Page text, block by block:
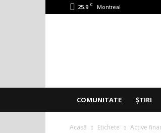
25.9 C Montreal
COMUNITATE ȘTIRI
Acasă Etichete Active